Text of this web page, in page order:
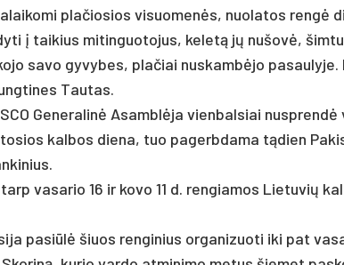
pla­čio­sios vi­suo­menės, nuo­la­tos rengė
į tai­kius mi­tin­guo­to­jus, ke­letą jų nu­šovė,
sa­vo gy­vy­bes, pla­čiai nu­skambė­jo
Tau­tas.
Ge­ne­ra­linė Asamblė­ja vien­bal­siai
kal­bos die­na, tuo pa­gerb­da­ma tądien
va­sa­rio 16 ir ko­vo 11 d. ren­gia­mos Lie­tu­vių
pa­si­ūlė šiuos ren­gi­nius or­ga­ni­zuo­ti iki pat